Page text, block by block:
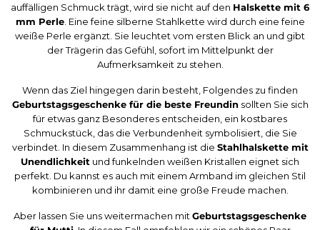
auffälligen Schmuck trägt, wird sie nicht auf den Halskette mit 6
mm Perle. Eine feine silberne Stahlkette wird durch eine feine
weiße Perle ergänzt. Sie leuchtet vom ersten Blick an und gibt
der Trägerin das Gefühl, sofort im Mittelpunkt der
Aufmerksamkeit zu stehen.
Wenn das Ziel hingegen darin besteht, Folgendes zu finden
Geburtstagsgeschenke für die beste Freundinsollten Sie sich
für etwas ganz Besonderes entscheiden, ein kostbares
Schmuckstück, das die Verbundenheit symbolisiert, die Sie
verbindet. In diesem Zusammenhang ist die Stahlhalskette mit
Unendlichkeit und funkelnden weißen Kristallen eignet sich
perfekt. Du kannst es auch mit einem Armband im gleichen Stil
kombinieren und ihr damit eine große Freude machen.
Aber lassen Sie uns weitermachen mit Geburtstagsgeschenke